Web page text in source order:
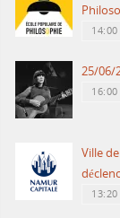
14:00
25/06/
16:00
Ville
13:20